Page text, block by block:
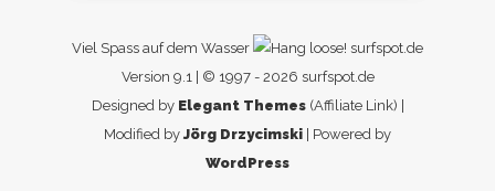
Viel Spass auf dem Wasser
surfspot.de
Version 9.1 | © 1997 - 2026 surfspot.de
Designed by Elegant Themes(Affiliate Link) |
Modified by Jörg Drzycimski | Powered by
WordPress